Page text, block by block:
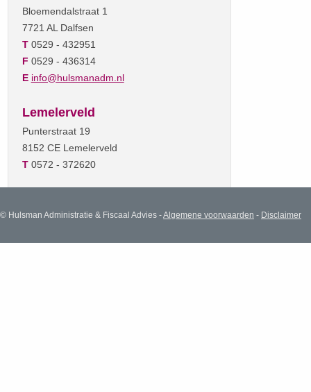
Bloemendalstraat 1
7721 AL Dalfsen
T0529 - 432951
F 0529 - 436314
E info@hulsmanadm.nl
Lemelerveld
Punterstraat 19
8152 CE Lemelerveld
T0572 - 372620
© Hulsman Administratie & Fiscaal Advies -Algemene voorwaarden - Disclaimer